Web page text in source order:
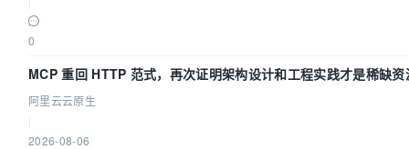
0
MCP 重回 HTTP 范式，再次证明架构设计和工程实践才是稀缺资
阿里云云原生
2026-08-06